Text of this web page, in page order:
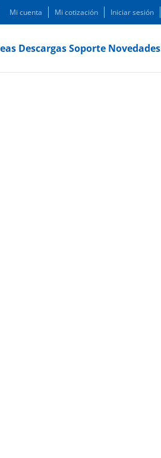
Mi cuenta Mi cotización Iniciar sesión
DescargasSoporte Novedades